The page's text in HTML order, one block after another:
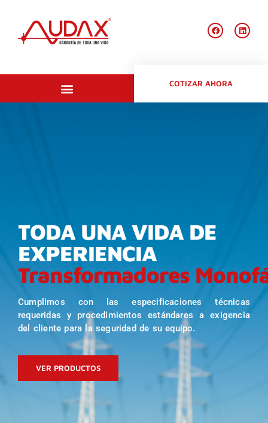
COTIZAR AHORA
TODA UNA VIDA DE
EXPERIENCIA
Transformadores
Cumplimos con las especificaciones técnicas
requeridas y procedimientos estándares a exigencia
del cliente para la seguridad de su equipo.
VER PRODUCTOS